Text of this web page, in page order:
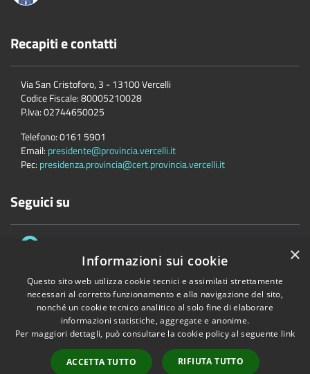
Recapiti e contatti
Via San Cristoforo, 3 - 13100 Vercelli
Codice Fiscale:80005210028
P.Iva:02744650025
Telefono:0161 5901
Email: presidente@provincia.vercelli.it
Pec: presidenza.provincia@cert.provincia.vercelli.it
Seguici su
Accessibilità Privacy Cookie
Mappa del sito
Dichiarazione di accessibilità e meccanismo di feedback
Copyright © 2026 • Provincia di Vercelli • Powered byMunicipium
Accesso redazione
×
Informazioni sui cookie
Questo sito web utilizza cookie tecnici e assimilati strettamente
necessari al corretto funzionamento e alla navigazione del sito,
nonché un cookie tecnico analitico al solo fine di elaborare
informazioni statistiche, aggregate e anonime.
Per maggiori dettagli, può consultare la cookie policy al seguente link
ACCETTA TUTTO RIFIUTA TUTTO